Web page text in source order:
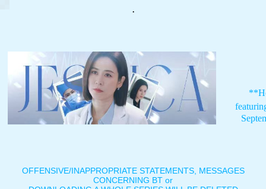
.
OFFENSIVE/INAPPROPRIATE STATEMENTS, MESSAGES
CONCERNING BT or